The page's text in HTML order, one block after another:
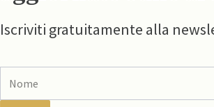
Iscriviti gratuitamente alla